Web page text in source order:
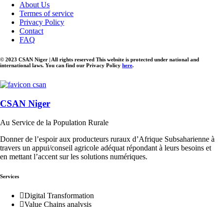
About Us
Termes of service
Privacy Policy
Contact
FAQ
© 2023 CSAN Niger | All rights reserved This website is protected under national and
international laws. You can find our Privacy Policy here.
CSAN Niger
Au Service de la Population Rurale
Donner de l’espoir aux producteurs ruraux d’Afrique Subsaharienne à
travers un appui/conseil agricole adéquat répondant à leurs besoins et
en mettant l’accent sur les solutions numériques.
Services
Digital Transformation
Value Chains analysis